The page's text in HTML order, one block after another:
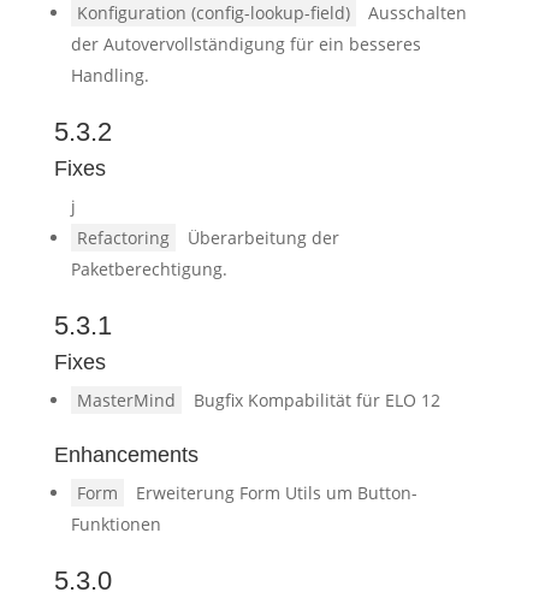
Konfiguration (config-lookup-field)
Ausschalten
der Autovervollständigung für ein besseres
Handling.
5.3.2
Fixes
j
Refactoring
Überarbeitung der
Paketberechtigung.
5.3.1
Fixes
MasterMind Bugfix Kompabilität für ELO 12
Enhancements
Form
Erweiterung Form Utils um Button-
Funktionen
5.3.0